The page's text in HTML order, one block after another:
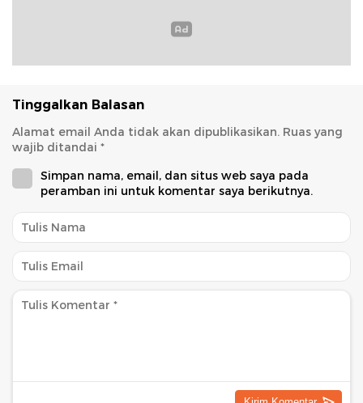
Tinggalkan Balasan
Alamat email Anda tidak akan dipublikasikan. Ruas yang
wajib ditandai *
Simpan nama, email, dan situs web saya pada
peramban ini untuk komentar saya berikutnya.